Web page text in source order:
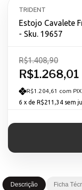
TRIDENT
Estojo Cavalete
- Sku. 19657
R$1.268,01
R$1.408,90
R$1.204,61 com PIX
6 x de R$211,34 sem
Descrição Ficha